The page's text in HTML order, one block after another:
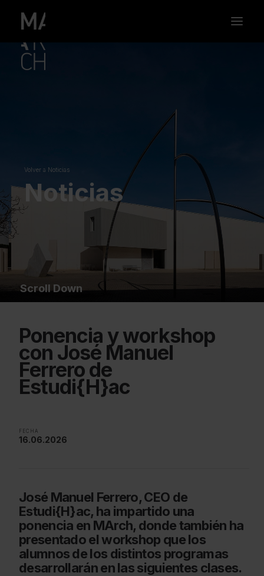
Noticias
Volver a Noticias
Scroll Down
Ponencia y workshop
con José Manuel
Ferrero de
Estudi{H}ac
FECHA
16.06.2026
José Manuel Ferrero, CEO de
Estudi{H}ac, ha impartido una
ponencia en MArch, donde también ha
presentado el workshop que los
alumnos de los distintos programas
desarrollarán en las siguientes clases.